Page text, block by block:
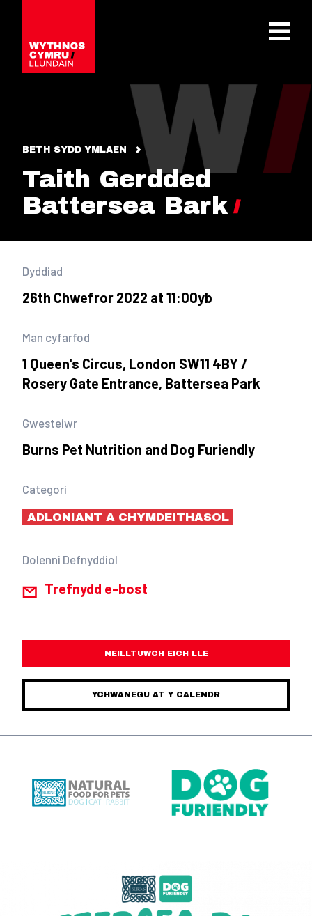
OPEN
BETH SYDD YMLAEN
Taith Gerdded
Battersea Bark
Dyddiad
26th Chwefror 2022 at 11:00yb
Man cyfarfod
1 Queen's Circus, London SW11 4BY /
Rosery Gate Entrance, Battersea Park
Gwesteiwr
Burns Pet Nutrition and Dog Furiendly
Categori
ADLONIANT A CHYMDEITHASOL
Dolenni Defnyddiol
Trefnydd e-bost
NEILLTUWCH EICH LLE
YCHWANEGU AT Y CALENDR